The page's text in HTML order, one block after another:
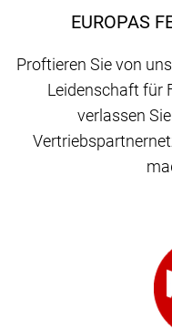
EUROPAS
Proftieren Sie von
Leidenschaft für
verlassen